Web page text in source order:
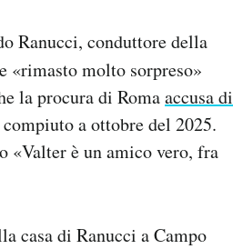
Ranucci, conduttore della
«rimasto molto sorpreso»
la procura di Romaaccusa di
a ottobre del 2025.
«Valter è un amico vero, fra
casa di Ranucci a Campo